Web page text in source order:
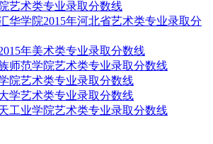
艺术类专业录取分数线
华学院2015年河北省艺术类专业录取分
年美术类专业录取分数线
师范学院艺术类专业录取分数线
院艺术类专业录取分数线
学艺术类专业录取分数线
工业学院艺术类专业录取分数线